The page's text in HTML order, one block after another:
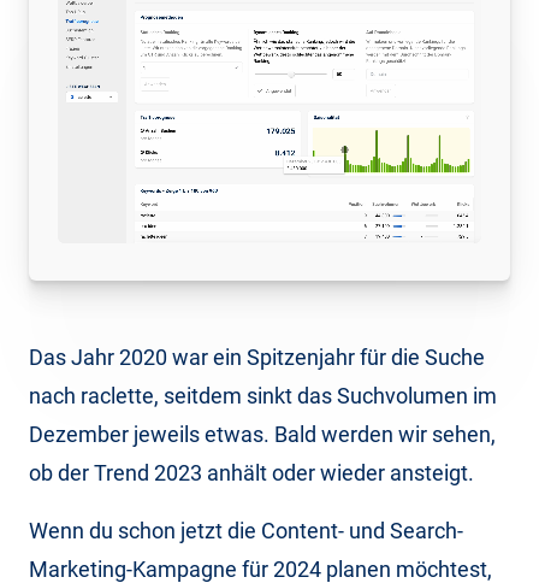
Das Jahr 2020 war ein Spitzenjahr für die Suche
nach raclette, seitdem sinkt das Suchvolumen im
Dezember jeweils etwas. Bald werden wir sehen,
ob der Trend 2023 anhält oder wieder ansteigt.
Wenn du schon jetzt die Content- und Search-
Marketing-Kampagne für 2024 planen möchtest,